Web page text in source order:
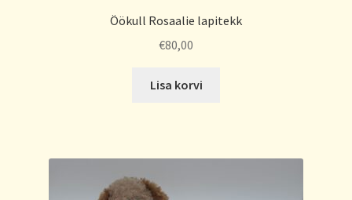
Öökull Rosaalie lapitekk
€80,00
Lisa korvi